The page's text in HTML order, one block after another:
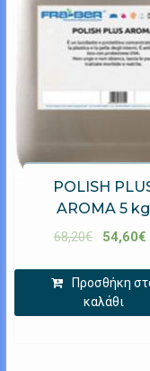
POLISH
AROMA 5 kg
68,20€ 54,60€
Προσθήκη
καλάθι